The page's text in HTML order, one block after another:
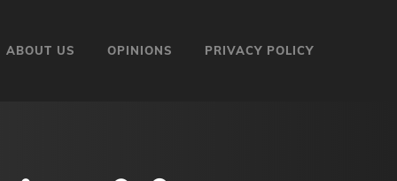
ABOUT US OPINIONS PRIVACY POLICY